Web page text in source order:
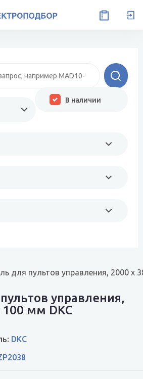
В наличии
для пультов управления, 2000 x
управления,
мм DKC
DKC